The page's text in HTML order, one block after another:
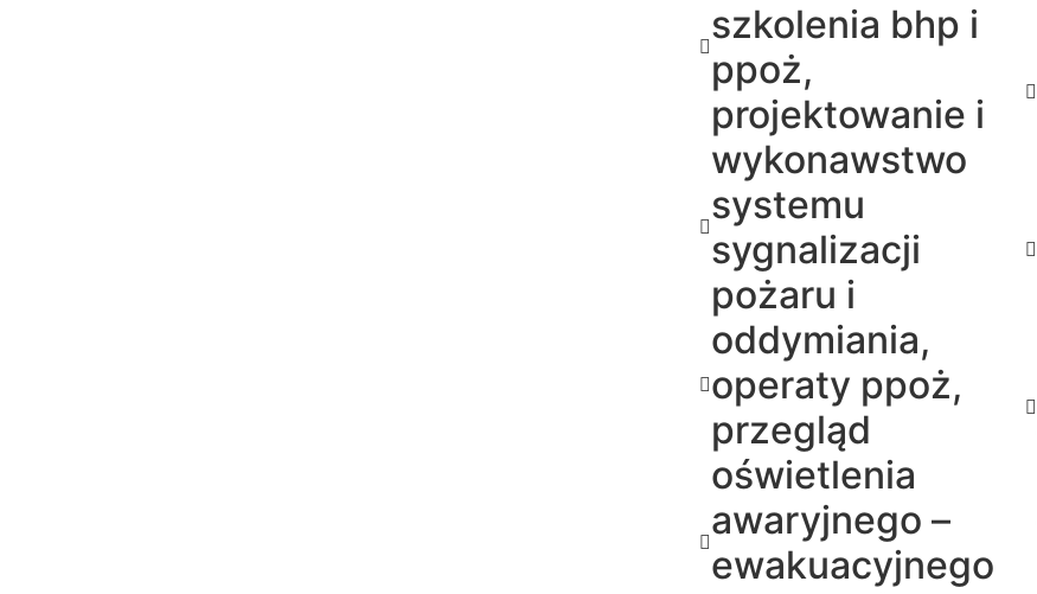
szkolenia bhp i
ppoż,
projektowanie i
wykonawstwo
systemu
sygnalizacji
pożaru i
oddymiania,
operaty ppoż,
przegląd
oświetlenia
awaryjnego –
ewakuacyjnego